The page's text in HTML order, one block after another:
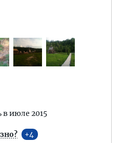
в июле 2015
4